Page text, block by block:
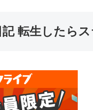
記 転生したら